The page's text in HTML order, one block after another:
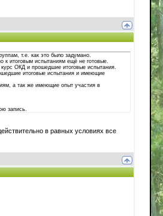
т.е. как это было задумано.
к итоговым испытаниям ещё не готовые.
ОКД и прошедшие итоговые испытания.
итоговые испытания и имеющие
а так же имеющие опыт участия в
запись.
в равных условиях все